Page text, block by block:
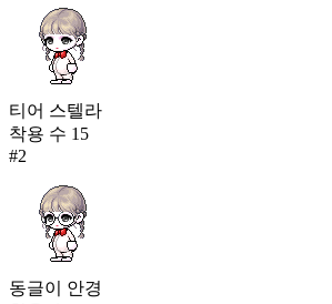
티어 스텔라
착용 수 15
#2
동글이 안경